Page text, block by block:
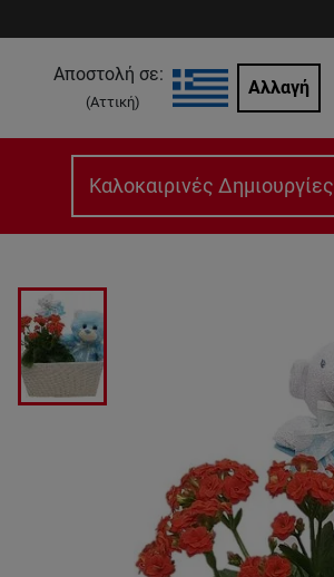
Αποστολή σε:
(Αττική)
Αλλαγή
Καλοκαιρινές Δημιουργίες